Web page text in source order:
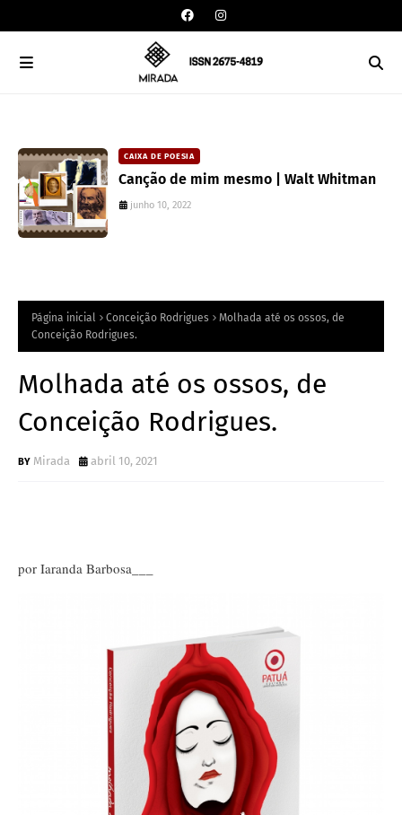
CAIXA DE POESIA
Canção de mim mesmo | Walt Whitman
junho 10, 2022
Página inicial Conceição Rodrigues
Molhada até os ossos, de
Conceição Rodrigues.
Molhada até os ossos, de
Conceição Rodrigues.
Mirada abril 10, 2021
por Iaranda Barbosa___